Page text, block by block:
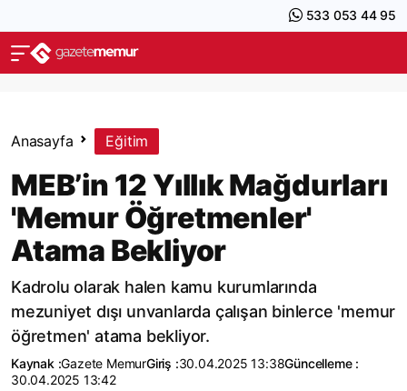
533 053 44 95
Anasayfa Eğitim
MEB’in 12 Yıllık Mağdurları
'Memur Öğretmenler'
Atama Bekliyor
Kadrolu olarak halen kamu kurumlarında
mezuniyet dışı unvanlarda çalışan binlerce 'memur
öğretmen' atama bekliyor.
Kaynak :Gazete MemurGiriş :30.04.2025 13:38Güncelleme :
30.04.2025 13:42